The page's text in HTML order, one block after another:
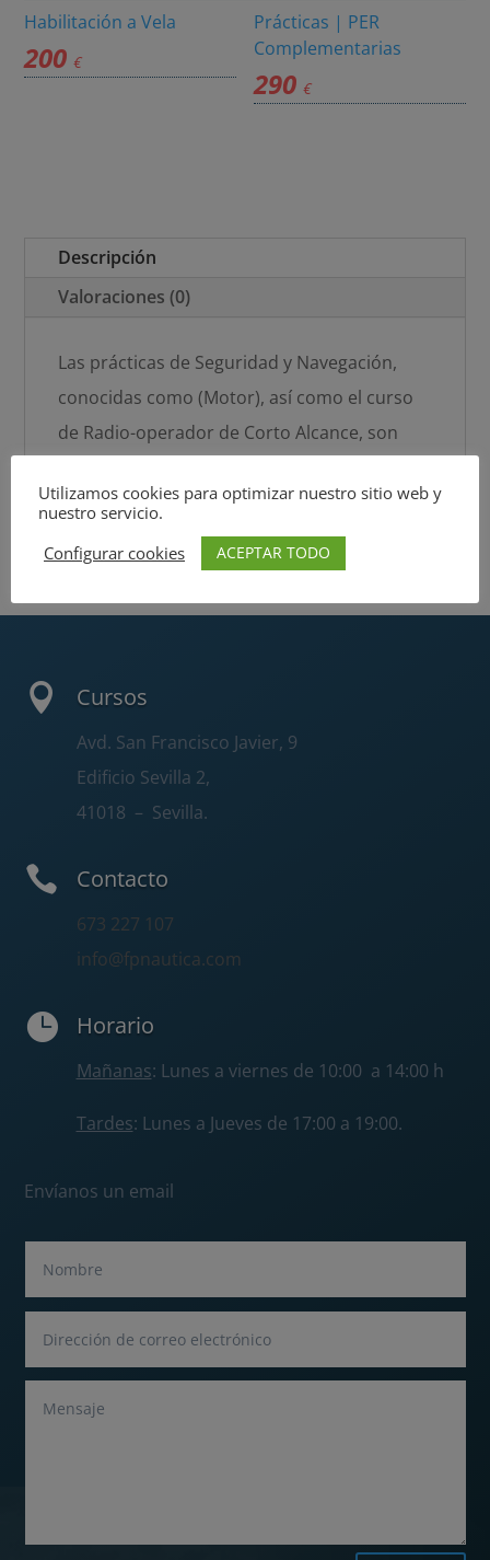
+
Radio
Habilitación a Vela
200€
Prácticas | PER
Complementarias
290€
Descripción
Valoraciones (0)
Las prácticas de Seguridad y Navegación,
conocidas como (Motor), así como el curso
de Radio-operador de Corto Alcance, son
de la titulación de Patrón de Embarcaciones
 Cursos
Avd. San Francisco Javier, 9
Edificio Sevilla 2,
41018 – Sevilla.
 Contacto
673 227 107
info@fpnautica.com
 Horario
Mañanas: Lunes a viernes de 10:00 a 14:00 h
Tardes: Lunes a Jueves de 17:00 a 19:00.
Envíanos un email
Utilizamos cookies para optimizar nuestro sitio web y
nuestro servicio.
Configurar cookies
ACEPTAR TODO